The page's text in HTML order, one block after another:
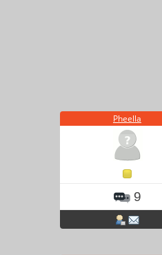
Pheella
9